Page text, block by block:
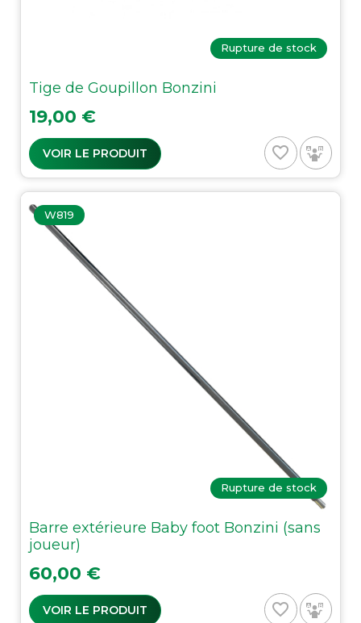
Rupture de stock
Tige de Goupillon Bonzini
Prix
19,00 €
VOIR LE PRODUIT favorite_border
W819
Rupture de stock
Barre extérieure Baby foot Bonzini (sans
joueur)
Prix
60,00 €
VOIR LE PRODUIT favorite_border